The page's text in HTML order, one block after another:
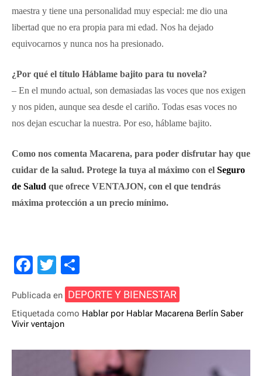
maestra y tiene una personalidad muy especial: me dio una
libertad que no era propia para mi edad. Nos ha dejado
equivocarnos y nunca nos ha presionado.
¿Por qué el título Háblame bajito para tu novela?
– En el mundo actual, son demasiadas las voces que nos exigen
y nos piden, aunque sea desde el cariño. Todas esas voces no
nos dejan escuchar la nuestra. Por eso, háblame bajito.
Como nos comenta Macarena, para poder disfrutar hay que
cuidar de la salud. Protege la tuya al máximo con el Seguro
de Salud que ofrece VENTAJON, con el que tendrás
máxima protección a un precio mínimo.
F
c
e
T
wi
tt
er
o
m
p
tir
Publicada en DEPORTE Y BIENESTAR
Etiquetada como Hablar por Hablar Macarena Berlín Saber
Vivir ventajon